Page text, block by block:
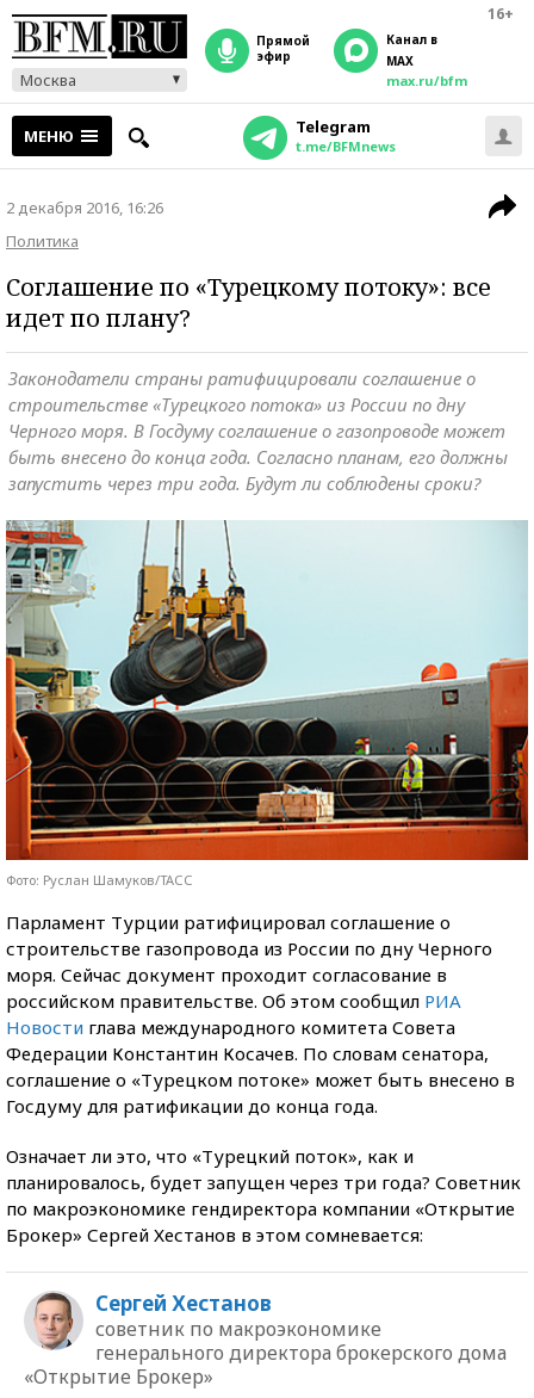
16+
Москва
прямой
эфир
Канал в
MAX
max.ru/bfm
МЕНЮ Telegram
t.me/BFMnews
2 декабря 2016, 16:26
Политика
Соглашение по «Турецкому потоку»: все
идет по плану?
Законодатели страны ратифицировали соглашение о
строительстве «Турецкого потока» из России по дну
Черного моря. В Госдуму соглашение о газопроводе может
быть внесено до конца года. Согласно планам, его должны
запустить через три года. Будут ли соблюдены сроки?
Фото: Руслан Шамуков/ТАСС
Парламент Турции ратифицировал соглашение о
строительстве газопровода из России по дну Черного
моря. Сейчас документ проходит согласование в
российском правительстве. Об этом сообщил РИА
Новости глава международного комитета Совета
Федерации Константин Косачев. По словам сенатора,
соглашение о «Турецком потоке» может быть внесено в
Госдуму для ратификации до конца года.
Означает ли это, что «Турецкий поток», как и
планировалось, будет запущен через три года? Советник
по макроэкономике гендиректора компании «Открытие
Брокер» Сергей Хестанов в этом сомневается:
Сергей Хестанов
советник по макроэкономике
генерального директора брокерского дома
«Открытие Брокер»